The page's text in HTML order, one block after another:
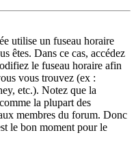
utilise un fuseau horaire
êtes. Dans ce cas, accédez
le fuseau horaire afin
vous trouvez (ex :
etc.). Notez que la
la plupart des
membres du forum. Donc
le bon moment pour le